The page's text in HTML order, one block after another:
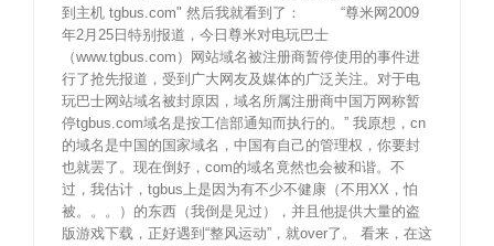
到主机 tgbus.com" 然后我就看到了： “尊米网2009
年2月25日特别报道，今日尊米对电玩巴士
（www.tgbus.com）网站域名被注册商暂停使用的事件进
行了抢先报道，受到广大网友及媒体的广泛关注。对于电
玩巴士网站域名被封原因，域名所属注册商中国万网称暂
停tgbus.com域名是按工信部通知而执行的。” 我原想，cn
的域名是中国的国家域名，中国有自己的管理权，你要封
也就罢了。现在倒好，com的域名竟然也会被和谐。不
过，我估计，tgbus上是因为有不少不健康（不用XX，怕
被。。。）的东西（我倒是见过），并且他提供大量的盗
版游戏下载，正好遇到“整风运动”，就over了。 看来，在这